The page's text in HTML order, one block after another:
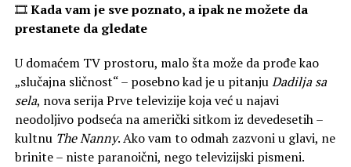
🎞Kada vam je sve poznato, a ipak ne možete da
prestanete da gledate
U domaćem TV prostoru, malo šta može da prođe kao
„slučajna sličnost“ – posebno kad je u pitanjuDadilja sa
sela, nova serija Prve televizije koja već u najavi
neodoljivo podseća na američki sitkom iz devedesetih –
kultnu The Nanny. Ako vam to odmah zazvoni u glavi, ne
brinite – niste paranoični, nego televizijski pismeni.